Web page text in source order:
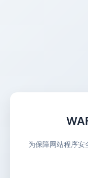
为保障网站程序安